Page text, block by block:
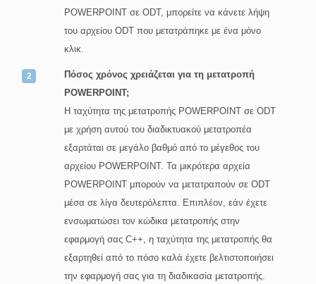
POWERPOINT σε ODT, μπορείτε να κάνετε λήψη
του αρχείου ODT που μετατράπηκε με ένα μόνο
κλικ.
Πόσος χρόνος χρειάζεται για τη μετατροπή
POWERPOINT;
Η ταχύτητα της μετατροπής POWERPOINT σε ODT
με χρήση αυτού του διαδικτυακού μετατροπέα
εξαρτάται σε μεγάλο βαθμό από το μέγεθος του
αρχείου POWERPOINT. Τα μικρότερα αρχεία
POWERPOINT μπορούν να μετατραπούν σε ODT
μέσα σε λίγα δευτερόλεπτα. Επιπλέον, εάν έχετε
ενσωματώσει τον κώδικα μετατροπής στην
εφαρμογή σας C++, η ταχύτητα της μετατροπής θα
εξαρτηθεί από το πόσο καλά έχετε βελτιστοποιήσει
την εφαρμογή σας για τη διαδικασία μετατροπής.